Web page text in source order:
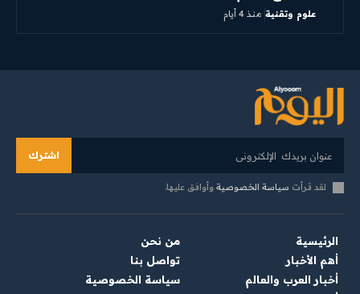
علوم وتقنية منذ 4 أيام
اشترك
لقد قرأت سياسة الخصوصية وأوافق عليها.
الرئيسية
أهم الأخبار
أخبار العرب والعالم
من نحن
تواصل بنا
سياسة الخصوصية